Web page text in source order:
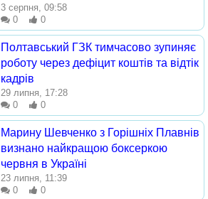
3 серпня, 09:58
0
0
Полтавський ГЗК тимчасово зупиняє
роботу через дефіцит коштів та відтік
кадрів
29 липня, 17:28
0
0
Марину Шевченко з Горішніх Плавнів
визнано найкращою боксеркою
червня в Україні
23 липня, 11:39
0
0